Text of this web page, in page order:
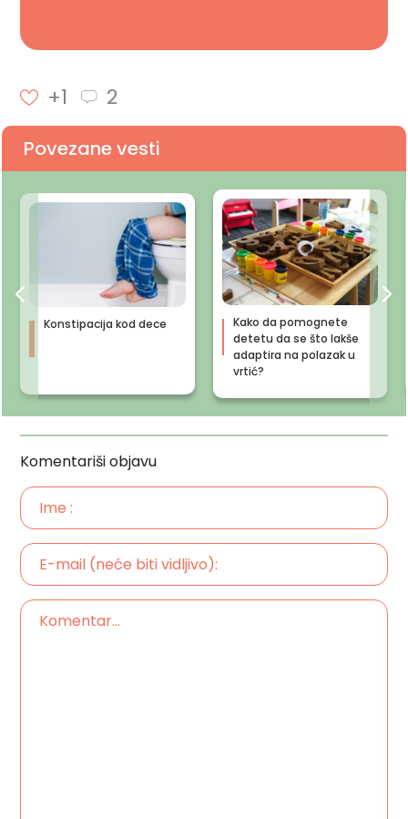
+1 2
Povezane vesti
Konstipacija kod dece
Kako da pomognete
detetu da se što lakše
adaptira na polazak u
vrtić?
Komentariši objavu